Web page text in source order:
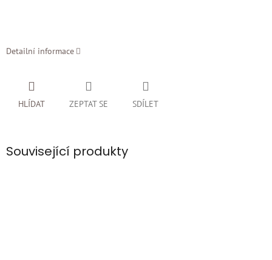
Detailní informace
ZEPTAT SE
HLÍDAT SDÍLET
Související produkty